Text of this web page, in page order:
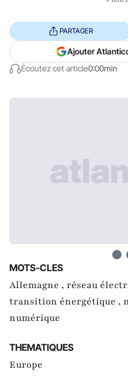
Écoutez cet article0:00min
PARTAGER
Ajouter
MOTS-CLES
Allemagne , réseau
transition énergétique ,
numérique
THEMATIQUES
Europe